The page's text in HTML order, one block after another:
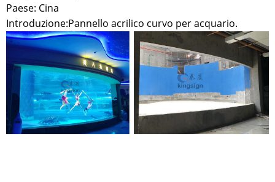
Paese: Cina
Introduzione:Pannello acrilico curvo per acquario.